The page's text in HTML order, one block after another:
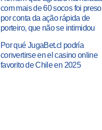
com mais de 60 socos foi preso
por conta da ação rápida de
porteiro, que não se intimidou
Por qué JugaBet.cl podría
convertirse en el casino online
favorito de Chile en 2025